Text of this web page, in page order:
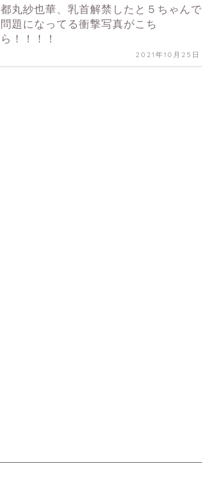
都丸紗也華、乳首解禁したと５ちゃんで
問題になってる衝撃写真がこち
ら！！！！
2021年10月25日